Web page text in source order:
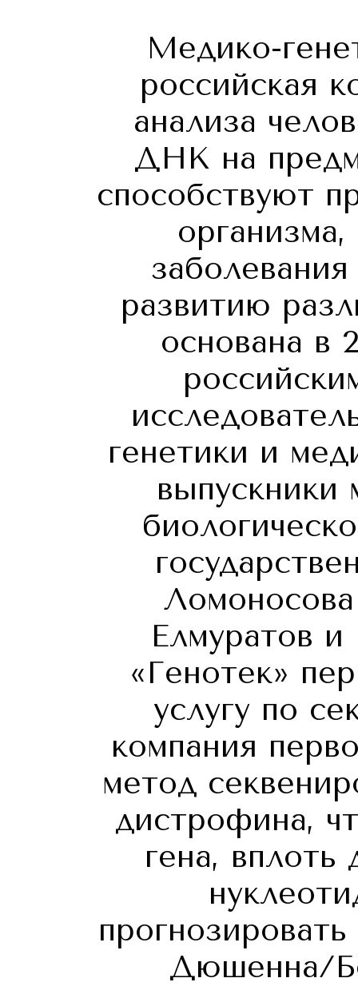
Медико-
российская
анализа
ДНК на
способствуют
развитию
основана в
генетики и
выпускники
Елмуратов
«Генотек»
услугу по
компания
метод
дистрофина,
гена,
Дюшенна/